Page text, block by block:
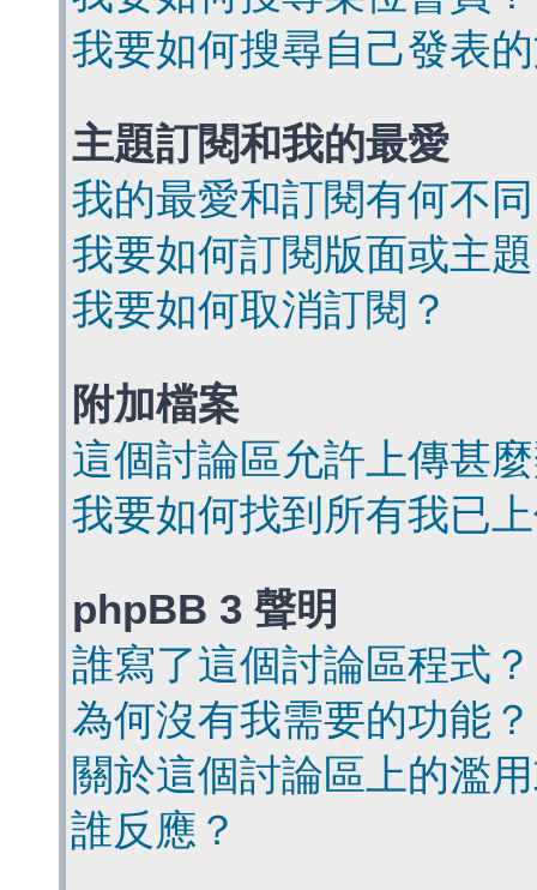
我要如何搜尋自己發表
主題訂閱和我的最愛
我的最愛和訂閱有何不
我要如何訂閱版面或主
我要如何取消訂閱？
附加檔案
這個討論區允許上傳甚
我要如何找到所有我已
phpBB 3 聲明
誰寫了這個討論區程式？
為何沒有我需要的功能？
關於這個討論區上的濫
誰反應？